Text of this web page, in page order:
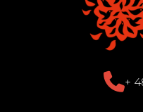
+